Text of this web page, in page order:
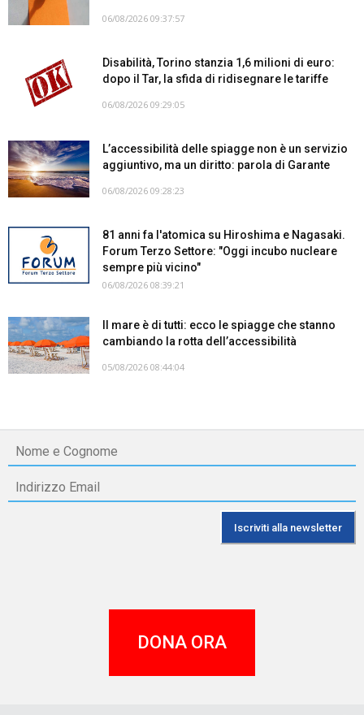
06/08/2026 09:37:57
Disabilità, Torino stanzia 1,6 milioni di euro:
dopo il Tar, la sfida di ridisegnare le tariffe
06/08/2026 09:29:05
L’accessibilità delle spiagge non è un servizio
aggiuntivo, ma un diritto: parola di Garante
06/08/2026 09:28:23
81 anni fa l'atomica su Hiroshima e Nagasaki.
Forum Terzo Settore: "Oggi incubo nucleare
sempre più vicino"
06/08/2026 08:39:21
Il mare è di tutti: ecco le spiagge che stanno
cambiando la rotta dell’accessibilità
05/08/2026 08:44:04
DONA ORA